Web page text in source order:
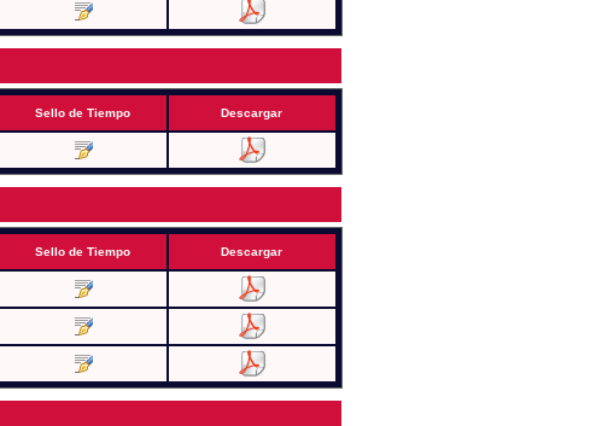
Sello de Tiempo Descargar
Sello de Tiempo Descargar